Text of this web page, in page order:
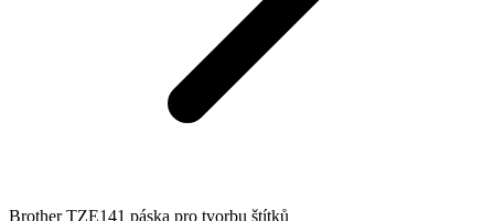
Brother TZE141 páska pro tvorbu štítků